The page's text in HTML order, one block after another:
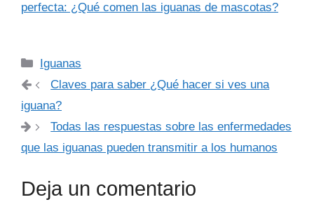
perfecta: ¿Qué comen las iguanas de mascotas?
Categorías
Iguanas
Claves para saber ¿Qué hacer si ves una
iguana?
Todas las respuestas sobre las enfermedades
que las iguanas pueden transmitir a los humanos
Deja un comentario